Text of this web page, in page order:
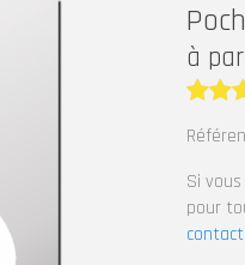
à
Note
Si
pour